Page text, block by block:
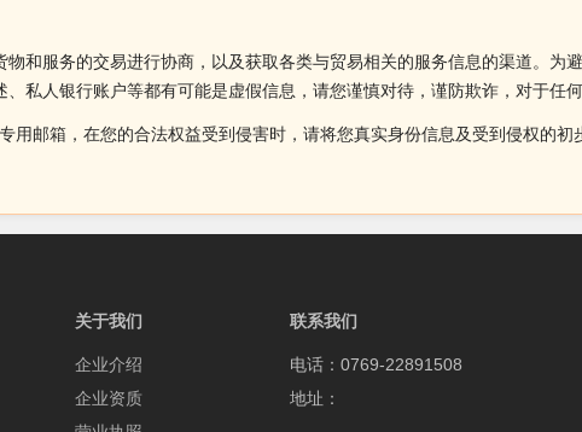
和服务的交易进行协商，以及获取各类与贸易相关的服务信息的渠道。为
私人银行账户等都有可能是虚假信息，请您谨慎对待，谨防欺诈，对于任
用邮箱，在您的合法权益受到侵害时，请将您真实身份信息及受到侵权的
关于我们
企业介绍
企业资质
联系我们
电话：0769-22891508
地址：